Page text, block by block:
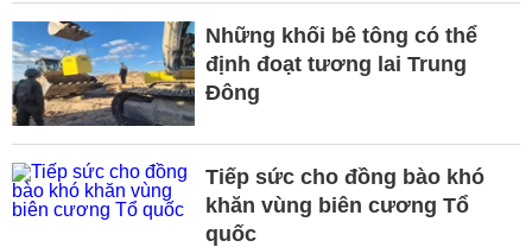
Những khối bê tông có thể
định đoạt tương lai Trung
Đông
Tiếp sức cho đồng bào khó
khăn vùng biên cương Tổ
quốc